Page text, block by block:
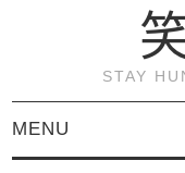
STAY
MENU